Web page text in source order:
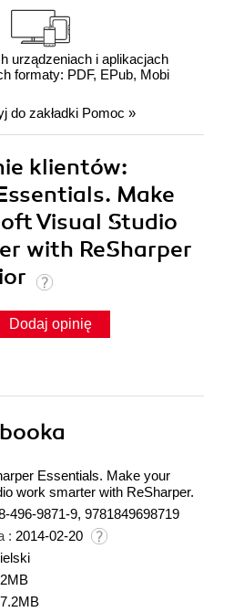
urządzeniach i aplikacjach
formaty: PDF, EPub, Mobi
do zakładki Pomoc »
klientów:
Make
Visual Studio
with ReSharper
Dodaj opinię
Essentials. Make your
work smarter with ReSharper.
496-9871-9, 9781849698719
: 2014-02-20
7.2MB